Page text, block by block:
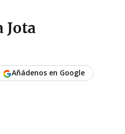
Jota
Añádenos en Google